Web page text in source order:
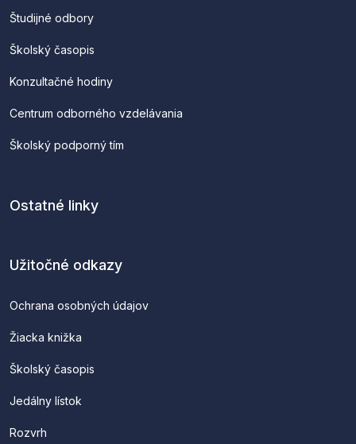
Študijné odbory
Školský časopis
Konzultačné hodiny
Centrum odborného vzdelávania
Školský podporný tím
Ostatné linky
Užitočné odkazy
Ochrana osobných údajov
Žiacka knižka
Školský časopis
Jedálny lístok
Rozvrh